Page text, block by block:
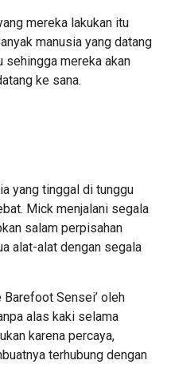
mereka lakukan itu
manusia yang datang
sehingga mereka akan
ke sana.
yang tinggal di tunggu
Mick menjalani segala
salam perpisahan
alat-alat dengan segala
Barefoot Sensei’ oleh
alas kaki selama
karena percaya,
terhubung dengan